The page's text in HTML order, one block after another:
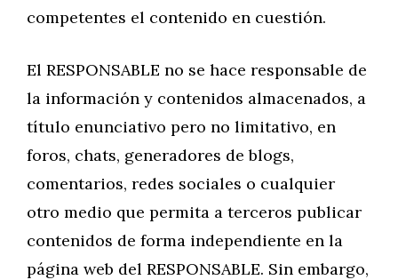
competentes el contenido en cuestión.
El RESPONSABLE no se hace responsable de
la información y contenidos almacenados, a
título enunciativo pero no limitativo, en
foros, chats, generadores de blogs,
comentarios, redes sociales o cualquier
otro medio que permita a terceros publicar
contenidos de forma independiente en la
página web del RESPONSABLE. Sin embargo,